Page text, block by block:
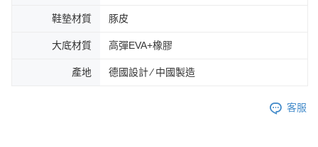
鞋墊材質 豚皮
大底材質 高彈EVA+橡膠
產地 德國設計 ∕ 中國製造
客服